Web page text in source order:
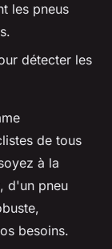
les pneus
détecter les
de tous
à la
d'un pneu
besoins.